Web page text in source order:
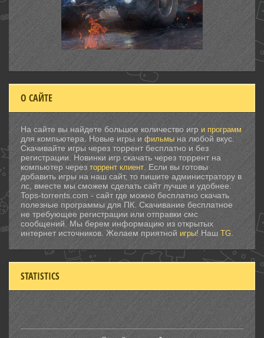
О САЙТЕ
На сайте вы найдете большое количество игр и программ
для компьютера. Новые игры и фильмы на любой вкус.
Скачивайте игры через торрент бесплатно и без
регистрации. Новинки игр скачать через торрент на
компьютер через торрент клиент . Если вы готовы
добавить игры на наш сайт, то пишите администратору в
лс, вместе мы сможем сделать сайт лучше и удобнее.
Tops-torrents.com - сайт где можно бесплатно скачать
полезные программы для ПК. Скачивание бесплатное
не требующее регистрации или отправки смс
сообщений. Мы берем информацию из открытых
интернет источников. Желаем приятной игры! Наш TG
STATISTICS